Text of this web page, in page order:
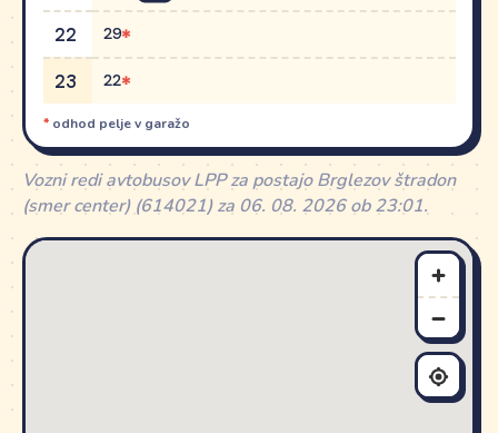
22 29
23 22
*odhod pelje v garažo
Vozni redi avtobusov LPP za postajo Brglezov štradon
(smer center) (614021) za 06. 08. 2026 ob 23:01.